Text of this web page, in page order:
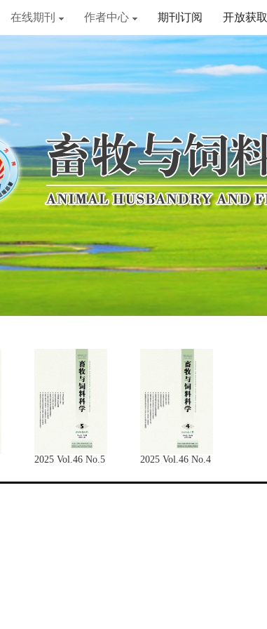
在线期刊 作者中心 期刊订阅 开放获取
2025 Vol.46 No.5 2025 Vol.46 No.4